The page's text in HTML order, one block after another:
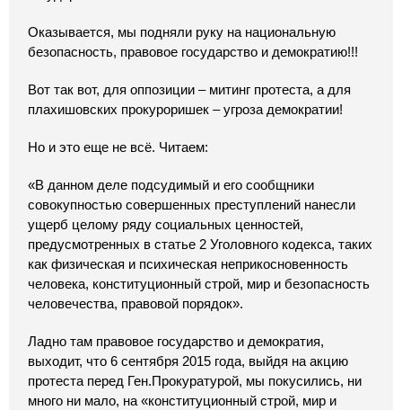
Оказывается, мы подняли руку на национальную
безопасность, правовое государство и демократию!!!
Вот так вот, для оппозиции – митинг протеста, а для
плахишовских прокуроришек – угроза демократии!
Но и это еще не всё. Читаем:
«В данном деле подсудимый и его сообщники
совокупностью совершенных преступлений нанесли
ущерб целому ряду социальных ценностей,
предусмотренных в статье 2 Уголовного кодекса, таких
как физическая и психическая неприкосновенность
человека, конституционный строй, мир и безопасность
человечества, правовой порядок».
Ладно там правовое государство и демократия,
выходит, что 6 сентября 2015 года, выйдя на акцию
протеста перед Ген.Прокуратурой, мы покусились, ни
много ни мало, на «конституционный строй, мир и